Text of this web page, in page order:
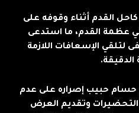
القدم أثناء وقوفه على
عظمة القدم، ما استدعى
لتلقي الإسعافات اللازمة
حسام حبيب إصراره على عدم
التحضيرات وتقديم العرض